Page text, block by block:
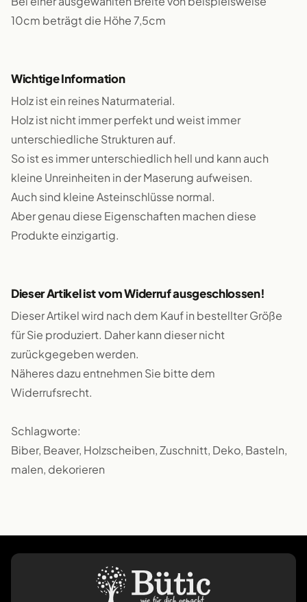
10cm beträgt die Höhe 7,5cm
Wichtige Information
Holz ist ein reines Naturmaterial.
Holz ist nicht immer perfekt und weist immer
unterschiedliche Strukturen auf.
So ist es immer unterschiedlich hell und kann auch
kleine Unreinheiten in der Maserung aufweisen.
Auch sind kleine Asteinschlüsse normal.
Aber genau diese Eigenschaften machen diese
Produkte einzigartig.
Dieser Artikel ist vom Widerruf ausgeschlossen!
Dieser Artikel wird nach dem Kauf in bestellter Größe
für Sie produziert. Daher kann dieser nicht
zurückgegeben werden.
Näheres dazu entnehmen Sie bitte dem
Widerrufsrecht.
Schlagworte:
Biber, Beaver, Holzscheiben, Zuschnitt, Deko, Basteln,
malen, dekorieren